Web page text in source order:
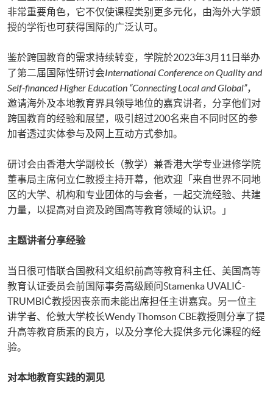
非常重要角色，它不仅使课程类别更多元化，由海外大学颁
授的学衔也可获得国际的广泛认可。
鉴於跨国教育的需求持续转变，学院於2023年3月11日举办
了第二届国际性研讨会International Conference on Quality and
Self-financed Higher Education “Connecting Local and Global”，
邀请海外及本地教育界具领导地位的嘉宾讲者，分享他们对
跨国教育的经验和展望，吸引超过200名来自不同时区的参
加者透过实体参与及网上互动方式参加。
研讨会由香港大学副校长（教学）兼香港大学专业进修学院
董事局主席何立仁教授主持开幕，他欢迎「来自世界不同地
区的大学、机构和专业团体的与会者，一起交流经验、共建
力量，以提高对自资及跨国高等教育领域的认识。」
主题讲者分享经验
当日很可惜联合国教科文组织前高等教育科主任、美国高等
教育认证委员会前国际事务高级顾问Stamenka UVALIĆ-
TRUMBIĆ教授因丧亲而未能出席担任主讲嘉宾。另一位主
讲学者、伦敦大学校长Wendy Thomson CBE教授则分享了提
升高等教育质素的良方，以及分享伦大提供多元化课程的经
验。
对本地教育实践的洞见